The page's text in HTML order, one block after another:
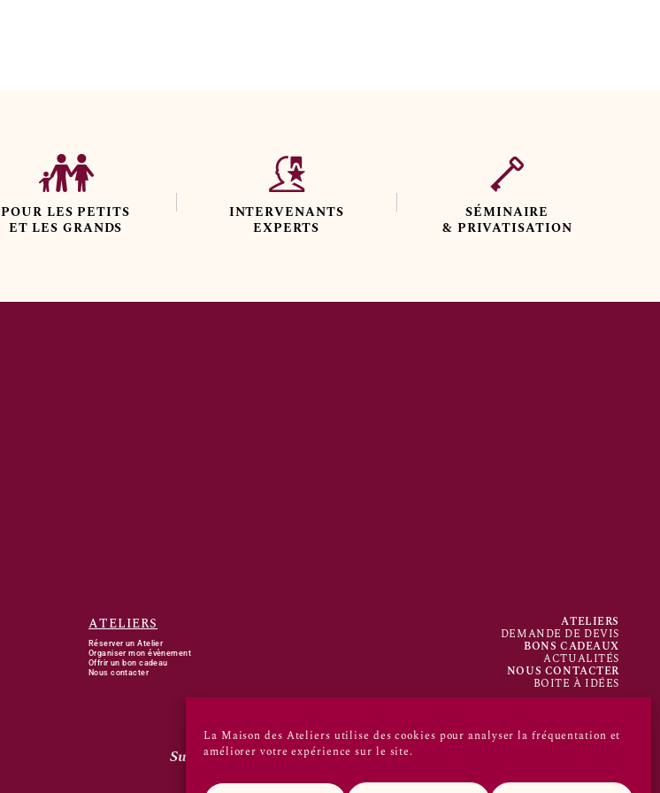
La Maison des Ateliers utilise des cookies pour analyser la fréquentation et
améliorer votre expérience sur le site.
POUR LES PETITS
ET LES GRANDS
INTERVENANTS
EXPERTS
SÉMINAIRE
& PRIVATISATION
ATELIERS
Réserver un Atelier
Organiser mon évènement
Offrir un bon cadeau
Nous contacter
ATELIERS
DEMANDE DE DEVIS
BONS CADEAUX
ACTUALITÉS
NOUS CONTACTER
BOITE À IDÉES
Suivez-nous sur les réseaux sociaux